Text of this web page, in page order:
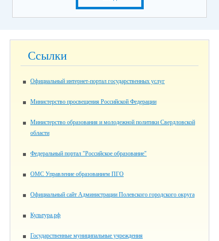
Ссылки
Официальный интернет-портал государственных услуг
Министерство просвещения Российской Федерации
Министерство образования и молодежной политики Свердловской
области
Федеральный портал "Российское образование"
ОМС Управление образованием ПГО
Официальный сайт Администрации Полевского городского округа
Культура.рф
Государственные муниципальные учреждения